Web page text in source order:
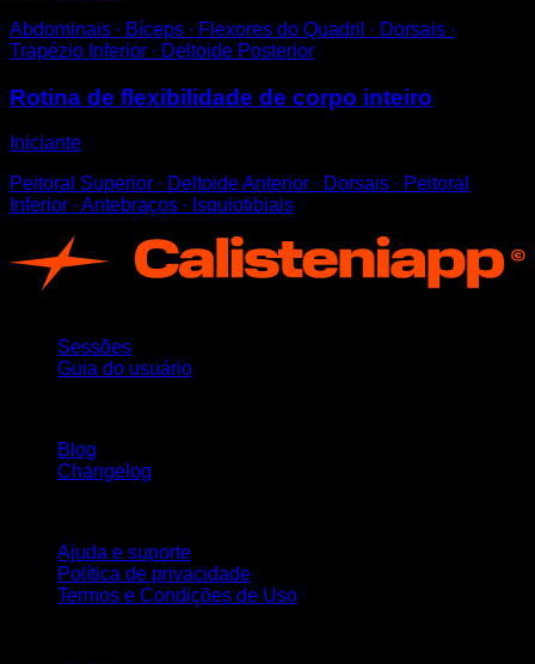
Abdominais ∙ Bíceps ∙ Flexores do Quadril ∙ Dorsais ∙
Trapézio Inferior ∙ Deltoide Posterior
Rotina de flexibilidade de corpo inteiro
Iniciante
Peitoral Superior ∙ Deltoide Anterior ∙ Dorsais ∙ Peitoral
Inferior ∙ Antebraços ∙ Isquiotibiais
Sessões
Guia do usuário
Blog
Changelog
Ajuda e suporte
Política de privacidade
Termos e Condições de Uso